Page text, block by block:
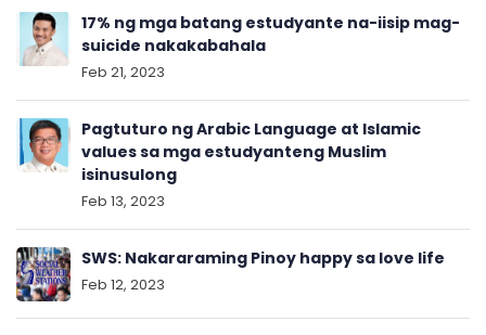
17% ng mga batang estudyante na-iisip mag-
suicide nakakabahala
Feb 21, 2023
Pagtuturo ng Arabic Language at Islamic
values sa mga estudyanteng Muslim
isinusulong
Feb 13, 2023
SWS: Nakararaming Pinoy happy sa love life
Feb 12, 2023